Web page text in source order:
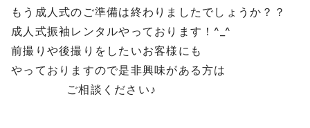
もう成人式のご準備は終わりましたでしょうか？？
成人式振袖レンタルやっております！^_^
前撮りや後撮りをしたいお客様にも
やっておりますので是非興味がある方は
ご相談ください♪